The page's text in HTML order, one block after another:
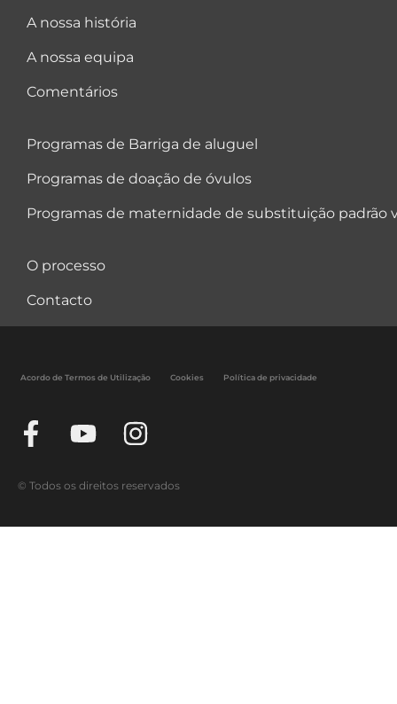
A nossa história
A nossa equipa
Comentários
Programas de Barriga de aluguel
Programas de doação de óvulos
Programas de maternidade de substituição padrão
O processo
Contacto
Acordo de Termos de Utilização Cookies Política de privacidade
© Todos os direitos reservados